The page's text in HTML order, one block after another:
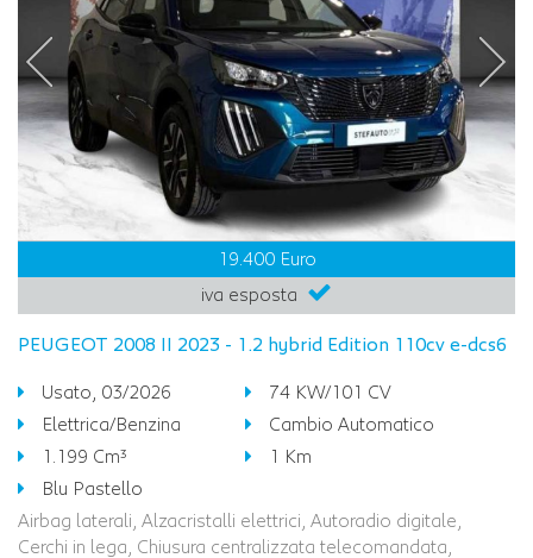
19.400 Euro
iva esposta
PEUGEOT 2008 II 2023 - 1.2 hybrid Edition 110cv e-dcs6
Usato, 03/2026
74 KW/101 CV
Elettrica/Benzina
Cambio Automatico
1.199 Cm³
1 Km
Blu Pastello
Airbag laterali, Alzacristalli elettrici, Autoradio digitale,
Cerchi in lega, Chiusura centralizzata telecomandata,